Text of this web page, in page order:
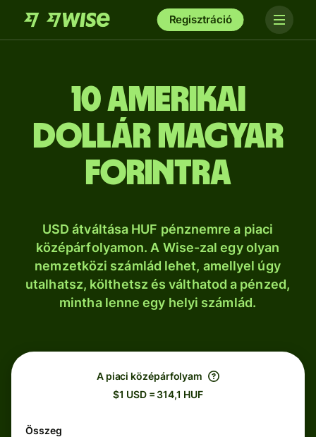
Regisztráció
10 amerikai
dollár magyar
forintra
USD átváltása HUF pénznemre a piaci
középárfolyamon. A Wise-zal egy olyan
nemzetközi számlád lehet, amellyel úgy
utalhatsz, költhetsz és válthatod a pénzed,
mintha lenne egy helyi számlád.
A piaci középárfolyam
$1 USD = 314,1 HUF
Összeg